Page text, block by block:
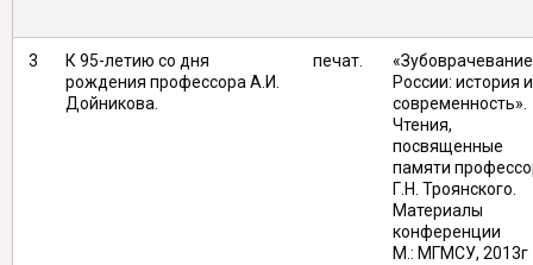
3
К 95-летию со дня
рождения профессора А.И.
Дойникова.
печат.
России: история и
современность».
Чтения,
посвященные
памяти
Г.Н. Троянского.
Материалы
М.: МГМСУ, 2013г